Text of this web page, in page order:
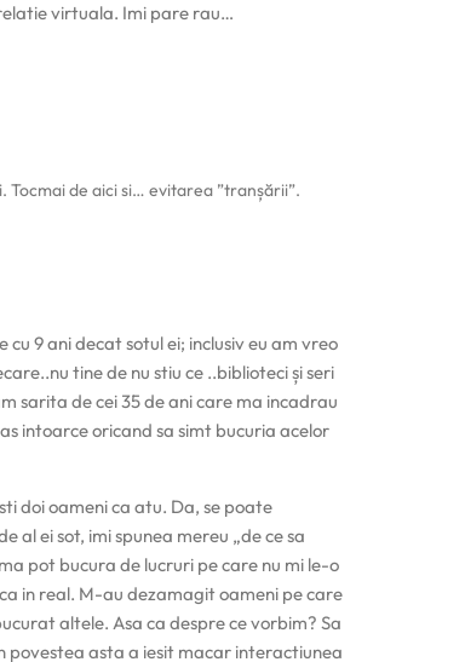
virtuala. Imi pare rau…
Tocmai de aici si… evitarea ”tranșării”.
9 ani decat sotul ei; inclusiv eu am vreo
tine de nu stiu ce ..biblioteci și seri
sarita de cei 35 de ani care ma incadrau
intoarce oricand sa simt bucuria acelor
doi oameni ca atu. Da, se poate
al ei sot, imi spunea mereu „de ce sa
pot bucura de lucruri pe care nu mi le-o
in real. M-au dezamagit oameni pe care
altele. Asa ca despre ce vorbim? Sa
povestea asta a iesit macar interactiunea